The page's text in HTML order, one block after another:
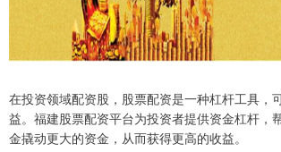
在投资领域配资股，股票配资是一种杠杆工具，
益。福建股票配资平台为投资者提供资金杠杆，
金撬动更大的资金，从而获得更高的收益。